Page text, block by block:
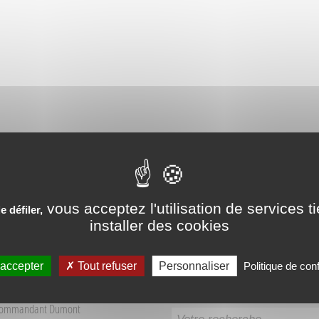
VÉCUES AUX
Dumont
défiler, vous acceptez l'utilisation de services
installer des cookies
Tout refuser Personnaliser Politique de